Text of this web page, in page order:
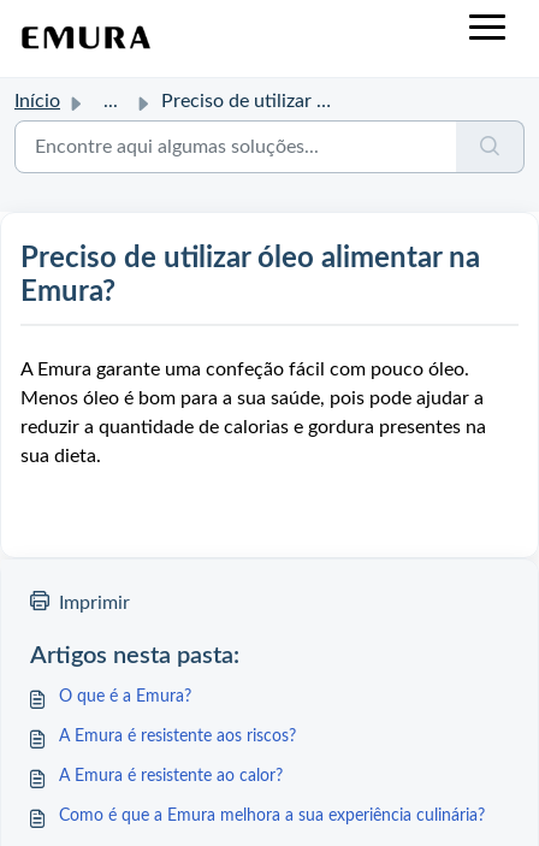
Início ... Preciso de utilizar óleo alimentar na Emura?
Preciso de utilizar óleo alimentar na
Emura?
A Emura garante uma confeção fácil com pouco óleo.
Menos óleo é bom para a sua saúde, pois pode ajudar a
reduzir a quantidade de calorias e gordura presentes na
sua dieta.
Imprimir
Artigos nesta pasta:
O que é a Emura?
A Emura é resistente aos riscos?
A Emura é resistente ao calor?
Como é que a Emura melhora a sua experiência culinária?